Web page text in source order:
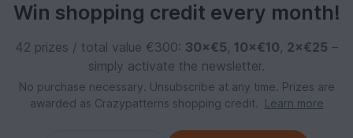
Win shopping credit every month!
42 prizes / total value €300: 30×€5, 10×€10, 2×€25 –
simply activate the newsletter.
No purchase necessary. Unsubscribe at any time. Prizes are
awarded as Crazypatterns shopping credit.
Learn more